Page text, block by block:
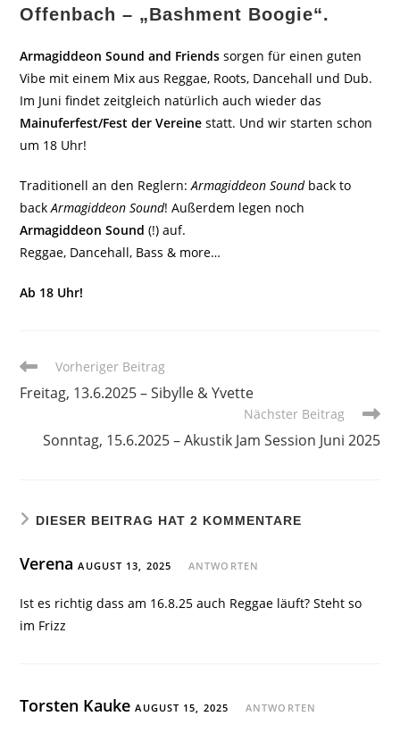
Offenbach – „Bashment Boogie“.
Armagiddeon Sound and Friends sorgen für einen guten
Vibe mit einem Mix aus Reggae, Roots, Dancehall und Dub.
Im Juni findet zeitgleich natürlich auch wieder das
Mainuferfest/Fest der Vereine statt. Und wir starten schon
um 18 Uhr!
Traditionell an den Reglern:Armagiddeon Soundback to
backArmagiddeon Sound! Außerdem legen noch
Armagiddeon Sound (!) auf.
Reggae, Dancehall, Bass & more…
Ab 18 Uhr!
Weitere
ansehen
Vorheriger Beitrag
Freitag, 13.6.2025 – Sibylle & Yvette
Nächster Beitrag
Sonntag, 15.6.2025 – Akustik Jam Session Juni 2025
DIESER BEITRAG HAT 2 KOMMENTARE
VerenaAUGUST 13, 2025 ANTWORTEN
Ist es richtig dass am 16.8.25 auch Reggae läuft? Steht so
im Frizz
Torsten KaukeAUGUST 15, 2025 ANTWORTEN